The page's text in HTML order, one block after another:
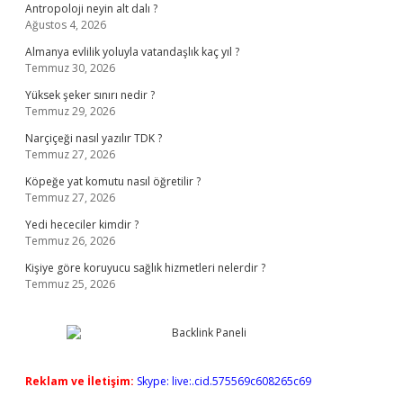
Antropoloji neyin alt dalı ?
Ağustos 4, 2026
Almanya evlilik yoluyla vatandaşlık kaç yıl ?
Temmuz 30, 2026
Yüksek şeker sınırı nedir ?
Temmuz 29, 2026
Narçiçeği nasıl yazılır TDK ?
Temmuz 27, 2026
Köpeğe yat komutu nasıl öğretilir ?
Temmuz 27, 2026
Yedi hececiler kimdir ?
Temmuz 26, 2026
Kişiye göre koruyucu sağlık hizmetleri nelerdir ?
Temmuz 25, 2026
Reklam ve İletişim: Skype: live:.cid.575569c608265c69